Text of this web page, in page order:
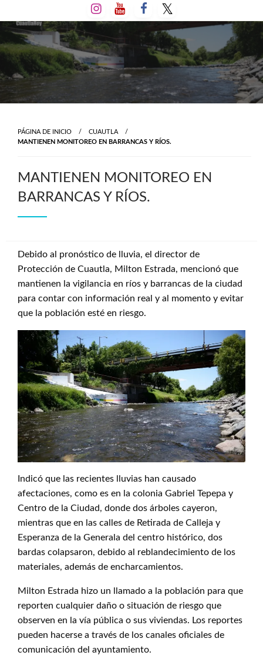
al
contenido
PÁGINA DE INICIO
CUAUTLA
MANTIENEN MONITOREO EN BARRANCAS Y RÍOS.
MANTIENEN MONITOREO EN
BARRANCAS Y RÍOS.
Debido al pronóstico de lluvia, el director de
Protección de Cuautla, Milton Estrada, mencionó que
mantienen la vigilancia en ríos y barrancas de la ciudad
para contar con información real y al momento y evitar
que la población esté en riesgo.
Indicó que las recientes lluvias han causado
afectaciones, como es en la colonia Gabriel Tepepa y
Centro de la Ciudad, donde dos árboles cayeron,
mientras que en las calles de Retirada de Calleja y
Esperanza de la Generala del centro histórico, dos
bardas colapsaron, debido al reblandecimiento de los
materiales, además de encharcamientos.
Milton Estrada hizo un llamado a la población para que
reporten cualquier daño o situación de riesgo que
observen en la vía pública o sus viviendas. Los reportes
pueden hacerse a través de los canales oficiales de
comunicación del ayuntamiento.